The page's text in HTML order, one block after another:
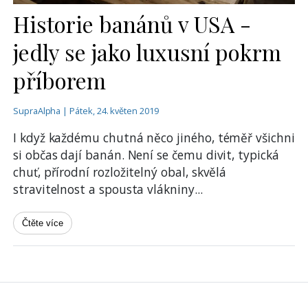
Historie banánů v USA -
jedly se jako luxusní pokrm
příborem
SupraAlpha | Pátek, 24. květen 2019
I když každému chutná něco jiného, téměř všichni
si občas dají banán. Není se čemu divit, typická
chuť, přírodní rozložitelný obal, skvělá
stravitelnost a spousta vlákniny...
Čtěte více